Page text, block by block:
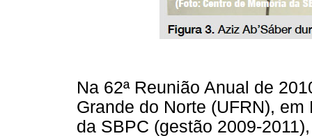
Na 62ª Reunião Anual de
Grande do Norte (UFRN),
da SBPC (gestão 2009-